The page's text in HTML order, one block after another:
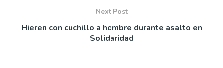
Next Post
Hieren con cuchillo a hombre durante asalto en
Solidaridad